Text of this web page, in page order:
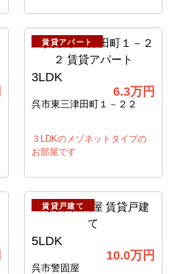
賃貸アパート
3LDK
6.3万円
呉市東三津田町１－２２
３LDKのメゾネットタイプの
お部屋です
賃貸戸建て
5LDK
10.0万円
呉市警固屋